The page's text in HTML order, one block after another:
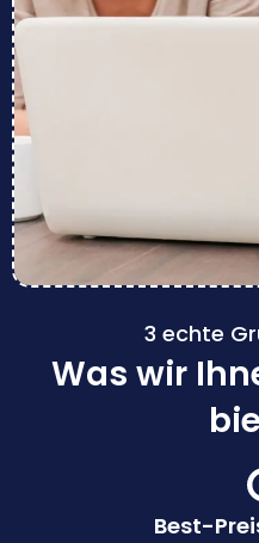
3 echte
Was wir
Best-